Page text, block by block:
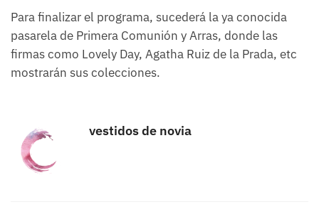
Para finalizar el programa, sucederá la ya conocida
pasarela de Primera Comunión y Arras, donde las
firmas como Lovely Day, Agatha Ruiz de la Prada, etc
mostrarán sus colecciones.
vestidos de novia